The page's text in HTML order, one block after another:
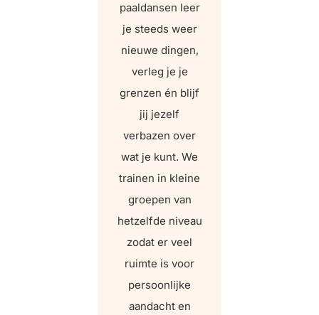
paaldansen leer
je steeds weer
nieuwe dingen,
verleg je je
grenzen én blijf
jij jezelf
verbazen over
wat je kunt. We
trainen in kleine
groepen van
hetzelfde niveau
zodat er veel
ruimte is voor
persoonlijke
aandacht en